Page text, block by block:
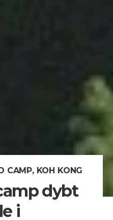
CAMP, KOH KONG
dybt
i